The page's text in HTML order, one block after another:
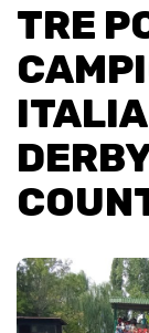
TRE